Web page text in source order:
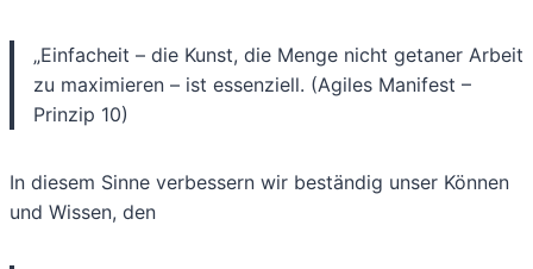
„Einfacheit – die Kunst, die Menge nicht getaner Arbeit
zu maximieren – ist essenziell. (Agiles Manifest –
Prinzip 10)
In diesem Sinne verbessern wir beständig unser Können
und Wissen, den